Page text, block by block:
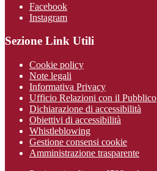
Facebook
Instagram
Sezione Link Utili
Cookie policy
Note legali
Informativa Privacy
Ufficio Relazioni con il Pubblico
Dichiarazione di accessibilità
Obiettivi di accessibilità
Whistleblowing
Gestione consensi cookie
Amministrazione trasparente